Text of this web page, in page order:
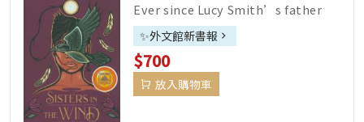
Ever since Lucy Smith’s father
died five yea...
✨外文館新書報
$700
放入購物車